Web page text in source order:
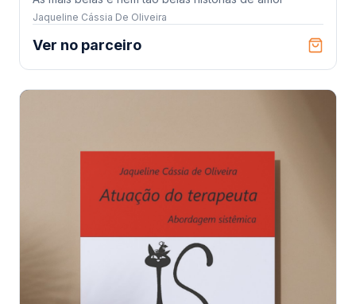
Jaqueline Cássia De Oliveira
Ver no parceiro